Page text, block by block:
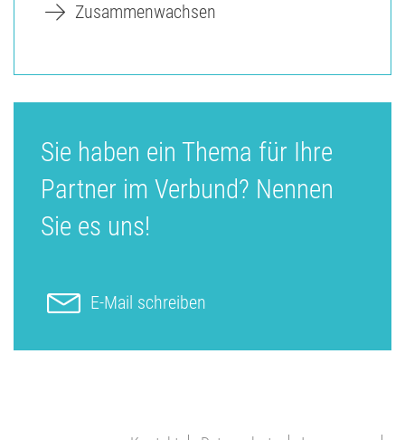
Zusammenwachsen
Sie haben ein Thema für Ihre
Partner im Verbund? Nennen
Sie es uns!
E-Mail schreiben